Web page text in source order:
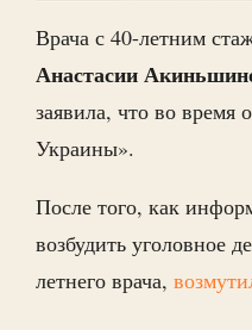
Врача с 40-летним
Анастасии
заявила, что во время
Украины».
После того, как
возбудить уголовное
летнего врача,